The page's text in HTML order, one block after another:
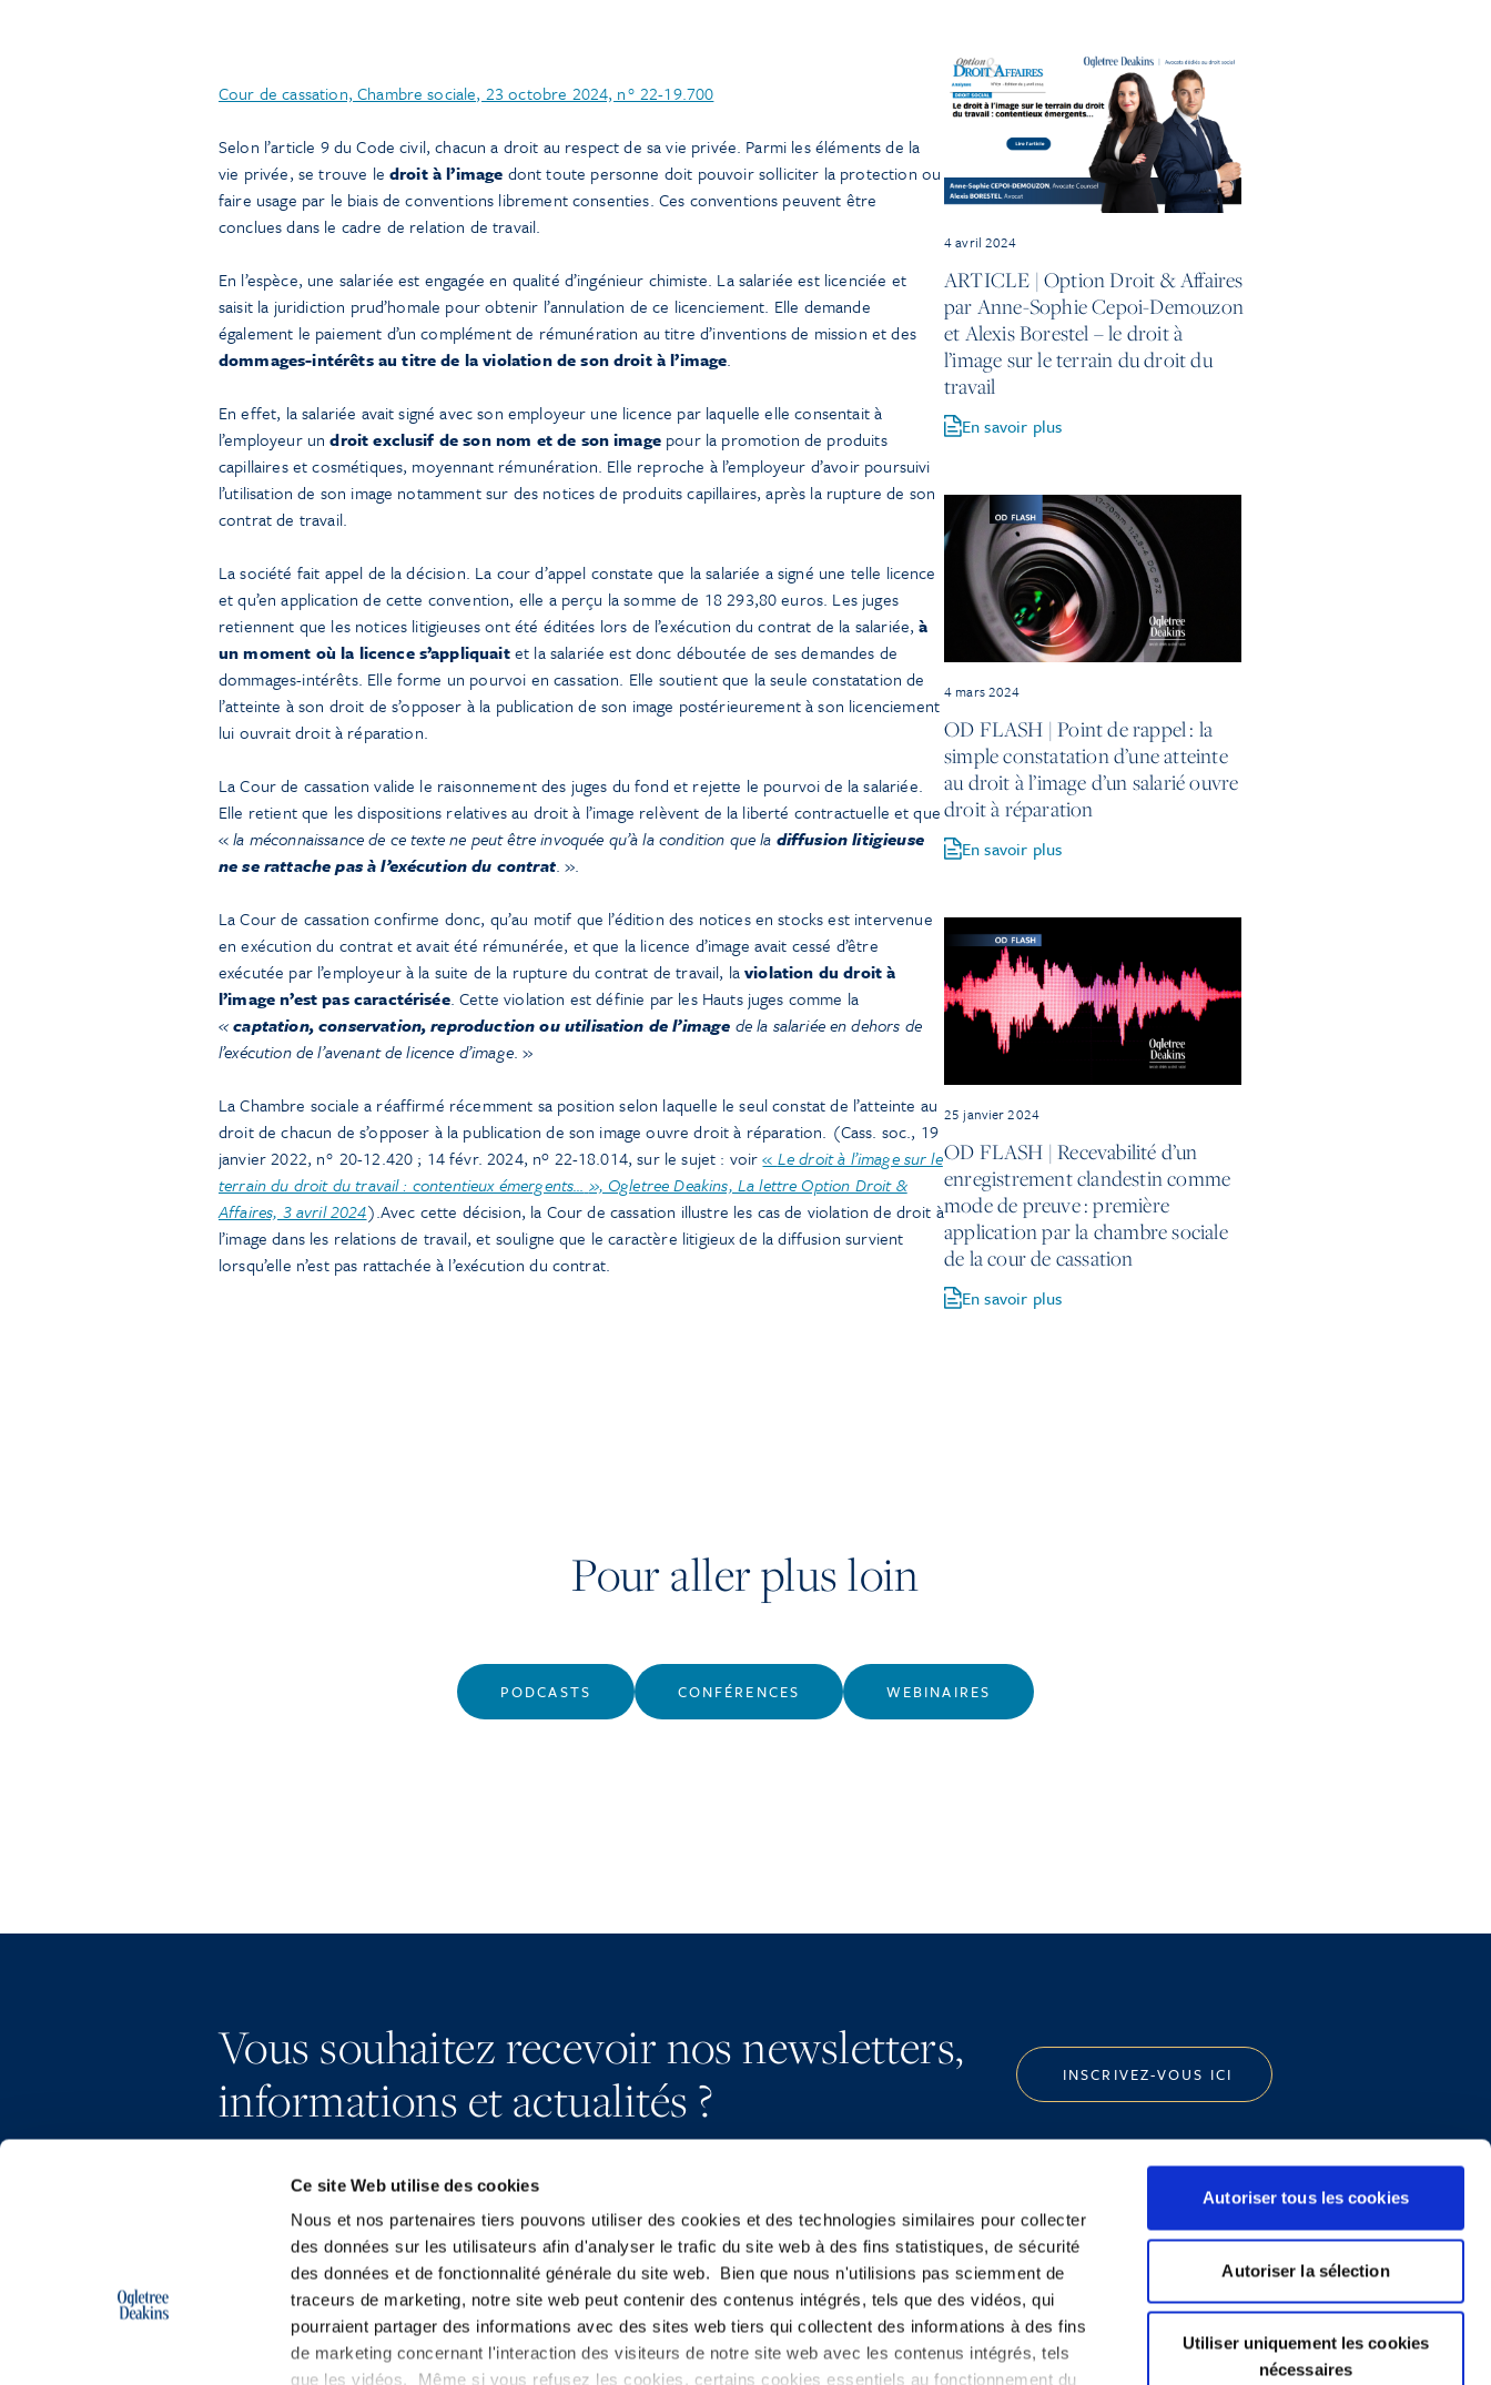
Ce site Web utilise des cookies
Nous et nos partenaires tiers pouvons utiliser des cookies et des technologies similaires pour collecter
des données sur les utilisateurs afin d'analyser le trafic du site web à des fins statistiques, de sécurité
des données et de fonctionnalité générale du site web. Bien que nous n'utilisions pas sciemment de
traceurs de marketing, notre site web peut contenir des contenus intégrés, tels que des vidéos, qui
pourraient partager des informations avec des sites web tiers qui collectent des informations à des fins
de marketing concernant l'interaction des visiteurs de notre site web avec les contenus intégrés, tels
que les vidéos. Même si vous refusez les cookies, certains cookies essentiels au fonctionnement du
Autoriser tous les cookies
Autoriser la sélection
Utiliser uniquement les cookies
nécessaires
Cour de cassation, Chambre sociale, 23 octobre 2024, n° 22-19.700
Selon l’article 9 du Code civil, chacun a droit au respect de sa vie privée. Parmi les éléments de la
vie privée, se trouve ledroit à l’image dont toute personne doit pouvoir solliciter la protection ou
faire usage par le biais de conventions librement consenties. Ces conventions peuvent être
conclues dans le cadre de relation de travail.
En l’espèce, une salariée est engagée en qualité d’ingénieur chimiste. La salariée est licenciée et
saisit la juridiction prud’homale pour obtenir l’annulation de ce licenciement. Elle demande
également le paiement d’un complément de rémunération au titre d’inventions de mission et des
dommages-intérêts au titre de la violation de son droit à l’image.
En effet, la salariée avait signé avec son employeur une licence par laquelle elle consentait à
l’employeur undroit exclusif de son nom et de son imagepour la promotion de produits
capillaires et cosmétiques, moyennant rémunération. Elle reproche à l’employeur d’avoir poursuivi
l’utilisation de son image notamment sur des notices de produits capillaires, après la rupture de son
contrat de travail.
La société fait appel de la décision. La cour d’appel constate que la salariée a signé une telle licence
et qu’en application de cette convention, elle a perçu la somme de 18 293,80 euros. Les juges
retiennent que les notices litigieuses ont été éditées lors de l’exécution du contrat de la salariée,à
un moment où la licence s’appliquaitet la salariée est donc déboutée de ses demandes de
dommages-intérêts. Elle forme un pourvoi en cassation. Elle soutient que la seule constatation de
l’atteinte à son droit de s’opposer à la publication de son image postérieurement à son licenciement
lui ouvrait droit à réparation.
La Cour de cassation valide le raisonnement des juges du fond et rejette le pourvoi de la salariée.
Elle retient que les dispositions relatives au droit à l’image relèvent de la liberté contractuelle et que
«la méconnaissance de ce texte ne peut être invoquée qu’à la condition que la diffusion litigieuse
ne se rattache pas à l’exécution du contrat. ».
La Cour de cassation confirme donc, qu’au motif que l’édition des notices en stocks est intervenue
en exécution du contrat et avait été rémunérée, et que la licence d’image avait cessé d’être
exécutée par l’employeur à la suite de la rupture du contrat de travail, laviolation du droit à
l’image n’est pas caractérisée. Cette violation est définie par les Hauts juges comme la
«captation, conservation, reproduction ou utilisation de l’image de la salariée en dehors de
l’exécution de l’avenant de licence d’image. »
La Chambre sociale a réaffirmé récemment sa position selon laquelle le seul constat de l’atteinte au
droit de chacun de s’opposer à la publication de son image ouvre droit à réparation. (Cass. soc., 19
janvier 2022, n° 20-12.420 ; 14 févr. 2024, nº 22-18.014, sur le sujet : voir« Le droit à l’image sur le
terrain du droit du travail : contentieux émergents… », Ogletree Deakins, La lettre Option Droit &
Affaires, 3 avril 2024).Avec cette décision, la Cour de cassation illustre les cas de violation de droit à
l’image dans les relations de travail, et souligne que le caractère litigieux de la diffusion survient
lorsqu’elle n’est pas rattachée à l’exécution du contrat.
4 avril 2024
ARTICLE | Option Droit & Affaires
par Anne-Sophie Cepoi-Demouzon
et Alexis Borestel – le droit à
l’image sur le terrain du droit du
travail
En savoir plus
4 mars 2024
OD FLASH | Point de rappel : la
simple constatation d’une atteinte
au droit à l’image d’un salarié ouvre
droit à réparation
En savoir plus
25 janvier 2024
OD FLASH | Recevabilité d’un
enregistrement clandestin comme
mode de preuve : première
application par la chambre sociale
de la cour de cassation
En savoir plus
Pour aller plus loin
PODCASTS CONFÉRENCES WEBINAIRES
Vous souhaitez recevoir nos newsletters,
informations et actualités ?
INSCRIVEZ-VOUS ICI
S’abonner
Nous contacter
Presse
YouTube
LinkedIn
X
Politique de Confidentialité
Informations Réglementaires